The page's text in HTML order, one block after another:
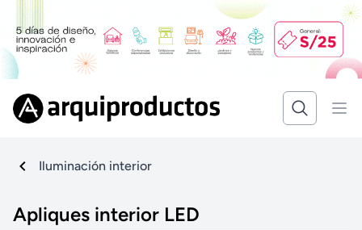
Iluminación interior
Apliques interior LED